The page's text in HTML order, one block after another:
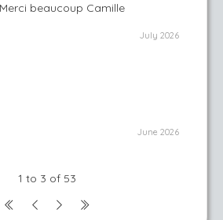
beaucoup Camille
July 2026
June 2026
1 to 3 of 53